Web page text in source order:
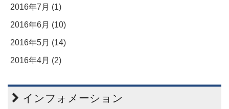
2016年7月 (1)
2016年6月 (10)
2016年5月 (14)
2016年4月 (2)
インフォメーション